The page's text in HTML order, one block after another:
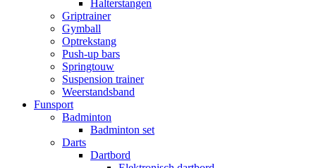
Halterstangen
Griptrainer
Gymball
Optrekstang
Push-up bars
Springtouw
Suspension trainer
Weerstandsband
Funsport
Badminton
Badminton set
Darts
Dartbord